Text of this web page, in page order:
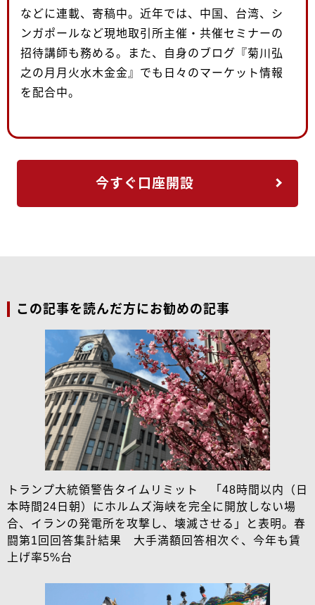
などに連載、寄稿中。近年では、中国、台湾、シ
ンガポールなど現地取引所主催・共催セミナーの
招待講師も務める。また、自身のブログ『菊川弘
之の月月火水木金金』でも日々のマーケット情報
を配合中。
今すぐ口座開設
この記事を読んだ方にお勧めの記事
トランプ大統領警告タイムリミット 「48時間以内（日
本時間24日朝）にホルムズ海峡を完全に開放しない場
合、イランの発電所を攻撃し、壊滅させる」と表明。春
闘第1回回答集計結果 大手満額回答相次ぐ、今年も賃
上げ率5%台